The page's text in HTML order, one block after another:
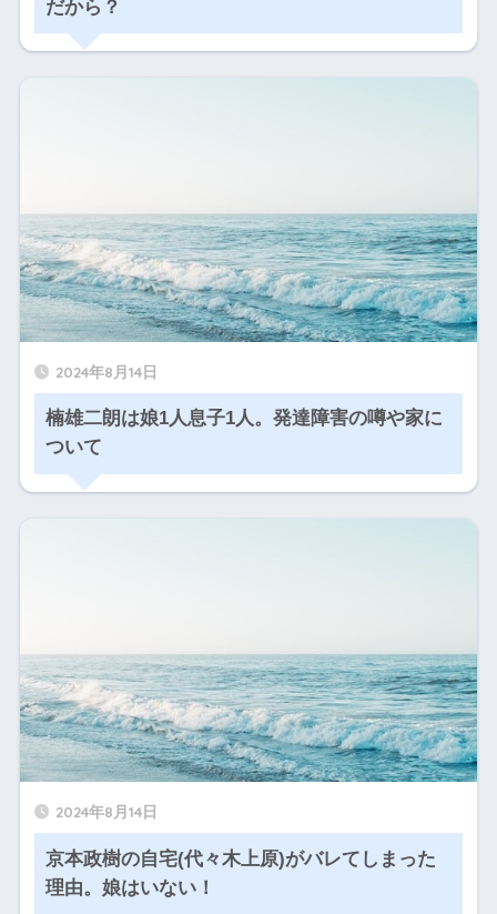
だから？
2024年8月14日
楠雄二朗は娘1人息子1人。発達障害の噂や家に
ついて
2024年8月14日
京本政樹の自宅(代々木上原)がバレてしまった
理由。娘はいない！